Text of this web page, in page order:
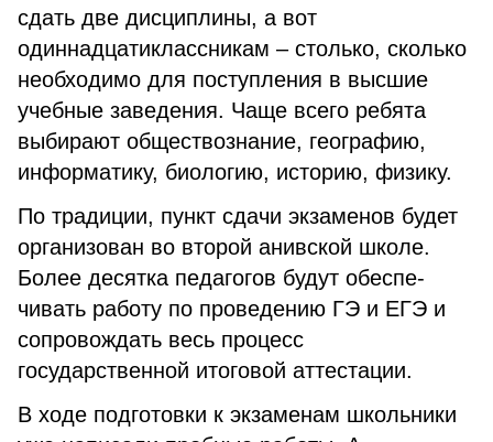
сдать две дисципли­ны, а вот
одиннадцатиклассни­кам – столько, сколько
необхо­димо для поступления в высшие
учебные заведения. Чаще всего ребята
выбирают обществозна­ние, географию,
информатику, биологию, историю, физику.
По традиции, пункт сдачи экзаменов будет
организован во второй анивской школе.
Более десятка педагогов будут обеспе­
чивать работу по проведению ГЭ и ЕГЭ и
сопровождать весь процесс
государственной итоговой аттестации.
В ходе подготовки к экзаменам школьники